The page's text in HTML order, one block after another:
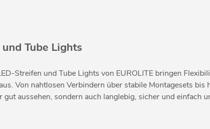
Tube Lights
Streifen und Tube Lights von EUROLITE bringen
Von nahtlosen Verbindern über stabile Montagesets
aussehen, sondern auch langlebig, sicher und einfach